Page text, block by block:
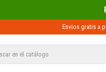
Recíbelo primero 📦
Envios gratis a